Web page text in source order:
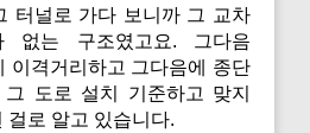
터널로 가다 보니까 그 교차
없는 구조였고요. 그다음
이격거리하고 그다음에 종단
도로 설치 기준하고 맞지
걸로 알고 있습니다.